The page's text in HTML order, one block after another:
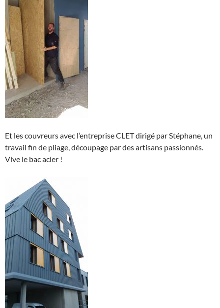
Et les couvreurs avec l’entreprise CLET dirigé par Stéphane, un
travail fin de pliage, découpage par des artisans passionnés.
Vive le bac acier !